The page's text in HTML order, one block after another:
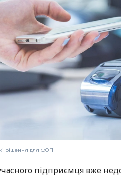
рішення для ФОП
підприємця вже